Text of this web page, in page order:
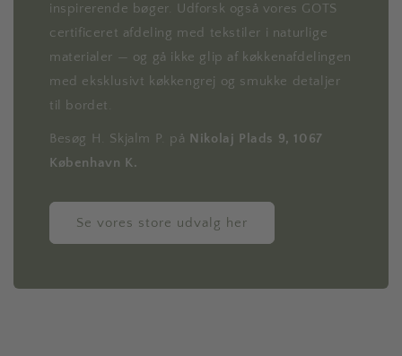
inspirerende bøger. Udforsk også vores GOTS
certificeret afdeling med tekstiler i naturlige
materialer — og gå ikke glip af køkkenafdelingen
med eksklusivt køkkengrej og smukke detaljer
til bordet.
Besøg H. Skjalm P. på Nikolaj Plads 9, 1067
København K.
Se vores store udvalg her